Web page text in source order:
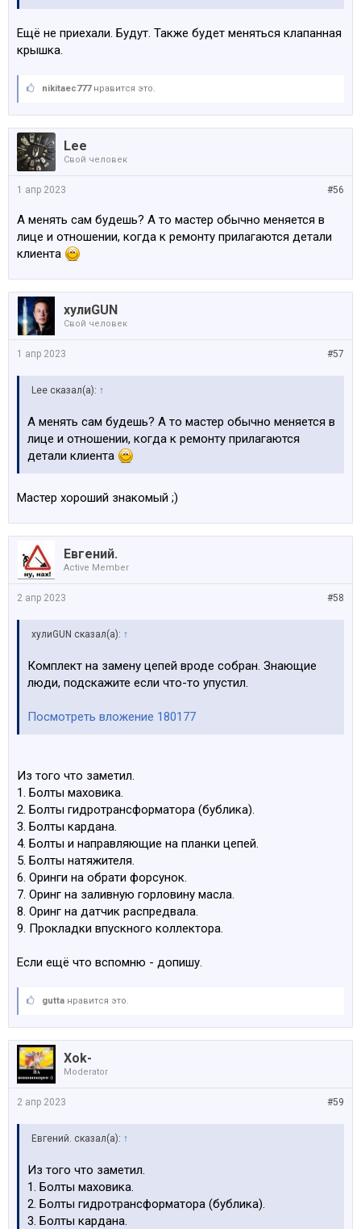
Ещё не приехали. Будут. Также будет меняться клапанная
крышка.
nikitaec777нравится это.
Lee
Свой человек
#56
1 апр 2023
А менять сам будешь? А то мастер обычно меняется в
лице и отношении, когда к ремонту прилагаются детали
клиента
хулиGUN
Свой человек
#57
1 апр 2023
Lee сказал(а): ↑
А менять сам будешь? А то мастер обычно меняется в
лице и отношении, когда к ремонту прилагаются
детали клиента
Мастер хороший знакомый ;)
Евгений.
Active Member
#58
2 апр 2023
хулиGUN сказал(а): ↑
Комплект на замену цепей вроде собран. Знающие
люди, подскажите если что-то упустил.
Посмотреть вложение 180177
Из того что заметил.
1. Болты маховика.
2. Болты гидротрансформатора (бублика).
3. Болты кардана.
4. Болты и направляющие на планки цепей.
5. Болты натяжителя.
6. Оринги на обрати форсунок.
7. Оринг на заливную горловину масла.
8. Оринг на датчик распредвала.
9. Прокладки впускного коллектора.
Если ещё что вспомню - допишу.
gutta нравится это.
Xok-
Moderator
#59
2 апр 2023
Евгений. сказал(а): ↑
Из того что заметил.
1. Болты маховика.
2. Болты гидротрансформатора (бублика).
3. Болты кардана.